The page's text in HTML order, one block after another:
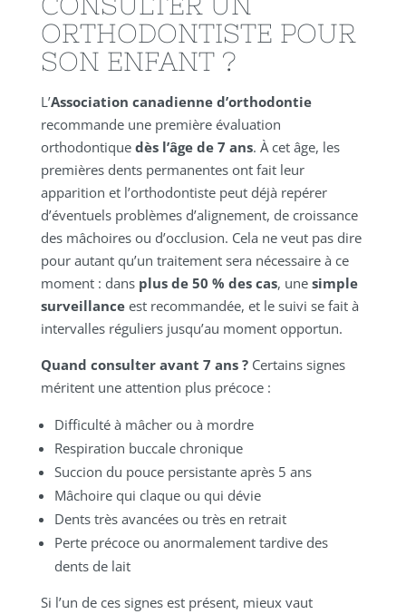
ORTHODONTISTE POUR
SON ENFANT ?
L’Association canadienne d’orthodontie
recommande une première évaluation
orthodontique dès l’âge de 7 ans. À cet âge, les
premières dents permanentes ont fait leur
apparition et l’orthodontiste peut déjà repérer
d’éventuels problèmes d’alignement, de croissance
des mâchoires ou d’occlusion. Cela ne veut pas dire
pour autant qu’un traitement sera nécessaire à ce
moment : dans plus de 50 % des cas, une simple
surveillanceest recommandée, et le suivi se fait à
intervalles réguliers jusqu’au moment opportun.
Quand consulter avant 7 ans ?Certains signes
méritent une attention plus précoce :
Difficulté à mâcher ou à mordre
Respiration buccale chronique
Succion du pouce persistante après 5 ans
Mâchoire qui claque ou qui dévie
Dents très avancées ou très en retrait
Perte précoce ou anormalement tardive des
dents de lait
Si l’un de ces signes est présent, mieux vaut